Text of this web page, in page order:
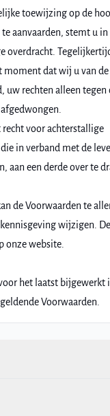
toewijzing op de
aanvaarden, stemt u in
overdracht.
moment dat wij u van
uw rechten alleen tegen
voor achterstallige
in verband met de
aan een derde over te
de Voorwaarden te
wijzigen.
onze website.
het laatst bijgewerkt
Voorwaarden.